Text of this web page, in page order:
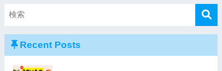
Recent Posts